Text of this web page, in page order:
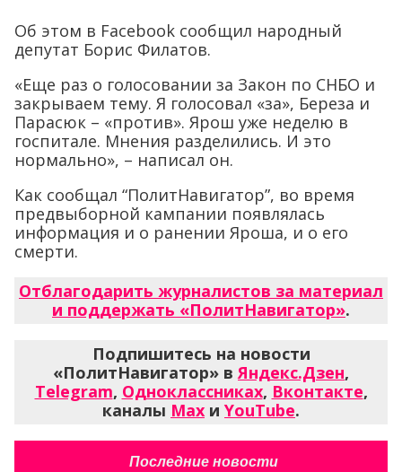
Об этом в Facebook сообщил народный
депутат Борис Филатов.
«Еще раз о голосовании за Закон по СНБО и
закрываем тему. Я голосовал «за», Береза ​​и
Парасюк – «против». Ярош уже неделю в
госпитале. Мнения разделились. И это
нормально», – написал он.
Как сообщал “ПолитНавигатор”, во время
предвыборной кампании появлялась
информация и о ранении Яроша, и о его
смерти.
Отблагодарить журналистов за материал
и поддержать «ПолитНавигатор».
Подпишитесь на новости
«ПолитНавигатор» вЯндекс.Дзен,
Telegram, Одноклассниках, Вконтакте,
каналы Max и YouTube.
Последние новости